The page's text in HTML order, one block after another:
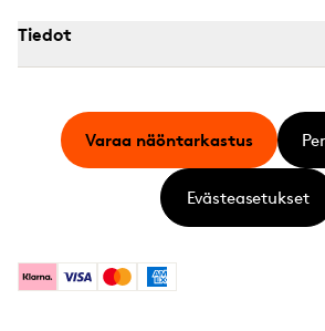
Tiedot
KlarnaVisa MastercardAmerican Express
Varaa näöntarkastus
Evästeasetukset